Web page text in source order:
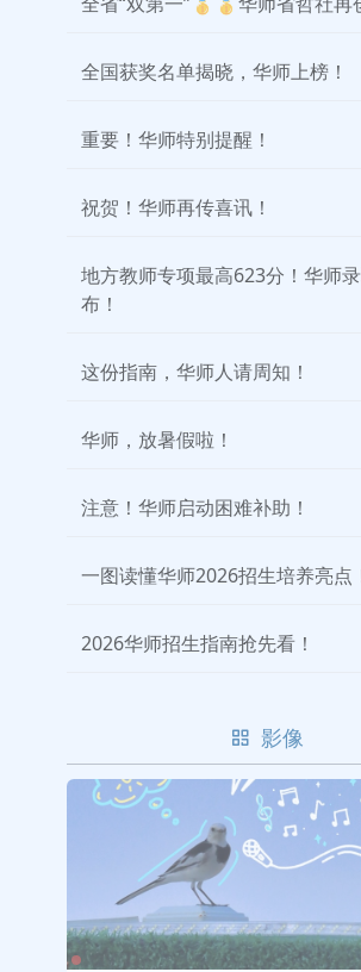
全国获奖名单揭晓，华师上榜！
重要！华师特别提醒！
祝贺！华师再传喜讯！
地方教师专项最高623分！华师
布！
这份指南，华师人请周知！
华师，放暑假啦！
注意！华师启动困难补助！
一图读懂华师2026招生培养亮点
2026华师招生指南抢先看！
影像